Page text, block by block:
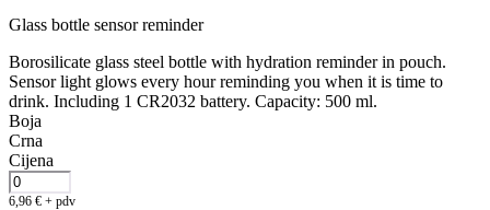
Glass bottle sensor reminder
Borosilicate glass steel bottle with hydration reminder in pouch.
Sensor light glows every hour reminding you when it is time to
drink. Including 1 CR2032 battery. Capacity: 500 ml.
Boja
Crna
Cijena
6,96 € + pdv